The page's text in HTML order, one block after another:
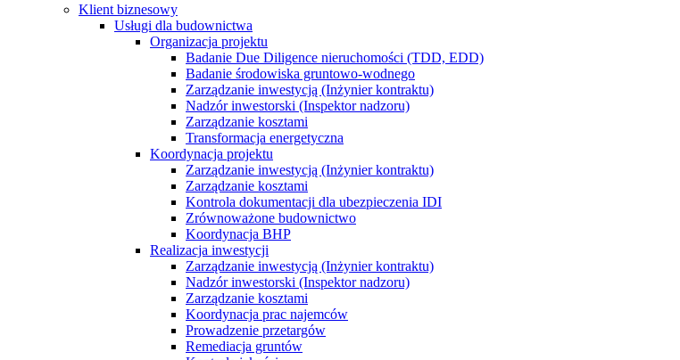
Klient biznesowy
Usługi dla budownictwa
Organizacja projektu
Badanie Due Diligence nieruchomości (TDD, EDD)
Badanie środowiska gruntowo-wodnego
Zarządzanie inwestycją (Inżynier kontraktu)
Nadzór inwestorski (Inspektor nadzoru)
Zarządzanie kosztami
Transformacja energetyczna
Koordynacja projektu
Zarządzanie inwestycją (Inżynier kontraktu)
Zarządzanie kosztami
Kontrola dokumentacji dla ubezpieczenia IDI
Zrównoważone budownictwo
Koordynacja BHP
Realizacja inwestycji
Zarządzanie inwestycją (Inżynier kontraktu)
Nadzór inwestorski (Inspektor nadzoru)
Zarządzanie kosztami
Koordynacja prac najemców
Prowadzenie przetargów
Remediacja gruntów